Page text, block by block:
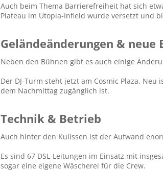
Auch beim Thema Barrierefreiheit hat sich
Plateau im Utopia-Infield wurde versetzt und
Geländeänderungen & neue
Neben den Bühnen gibt es auch einige
Der DJ-Turm steht jetzt am Cosmic Plaza.
dem Nachmittag zugänglich ist.
Technik & Betrieb​
Auch hinter den Kulissen ist der Aufwand
Es sind 67 DSL-Leitungen im Einsatz mit
sogar eine eigene Wäscherei für die Crew.